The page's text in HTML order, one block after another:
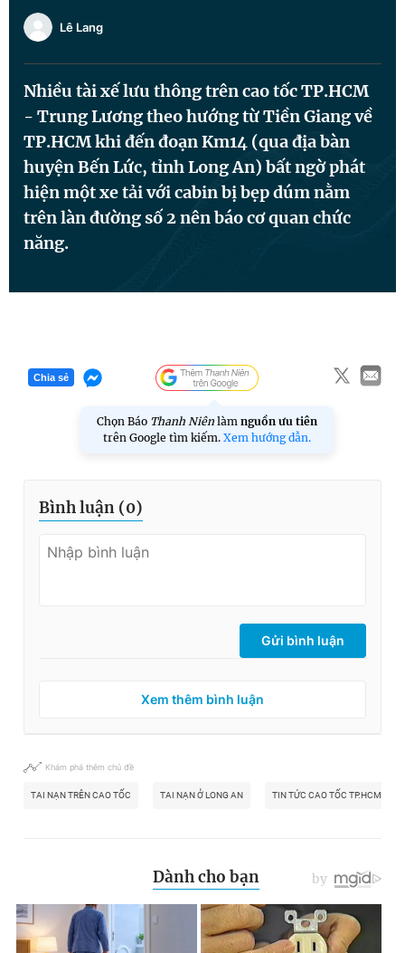
Thông tin tòa soạn
Đọc Thanh Niên trên điện thoại
Tổng biên tập: Nguyễn Ngọc Toàn
Tổng thư ký tòa soạn: Đức Trung
© 2003-2026 Bản quyền thuộc về Báo Thanh Niên. Cấm sao
Lê Lang
Nhiều tài xế lưu thông trên cao tốc TP.HCM
- Trung Lương theo hướng từ Tiền Giang về
TP.HCM khi đến đoạn Km14 (qua địa bàn
huyện Bến Lức, tỉnh Long An) bất ngờ phát
hiện một xe tải với cabin bị bẹp dúm nằm
trên làn đường số 2 nên báo cơ quan chức
năng.
Chia sẻ
Chọn Báo Thanh Niên làm nguồn ưu tiên
trên Google tìm kiếm. Xem hướng dẫn.
Bình luận (0)
Gửi bình luận
Xem thêm bình luận
Khám phá thêm chủ đề
TAI NẠN TRÊN CAO TỐC TAI NẠN Ở LONG AN TIN TỨC CAO TỐC TP.HCM -